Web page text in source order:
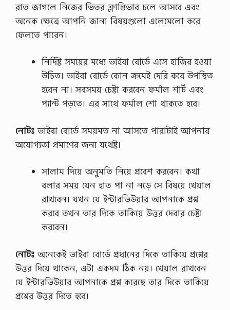
রাত জাগলে নিজের ভিতর ক্লান্তিভাব চলে আসবে এবং
অনেক ক্ষেত্রে আপনি জানা বিষয়গুলো এলেমেলো করে
ফেলতে পারেন।
নির্দিষ্ট সময়ের মধ্যে ভাইবা বোর্ডে এসে হাজির হওয়া
উচিত। ভাইবা বোর্ডে কোন ক্রমেই দেরি করে উপস্থিত
হবেন না। সবসময় চেষ্টা করবেন ফর্মাল শার্ট এবং
প্যান্ট পড়তে। এর সাথে ফর্মাল শো থাকতে হবে।
নোটঃ ভাইবা বোর্ডে সময়মত না আসতে পারাটাই আপনার
অযোগ্যতা প্রমাণের জন্য যথেষ্ট।
সালাম দিয়ে অনুমতি নিয়ে প্রবেশ করবেন। কথা
বলার সময় যেন হাত পা না নড়ে সে বিষয়ে খেয়াল
রাখবেন। যখন যে ইন্টারভিউয়ার আপনাকে প্রশ্ন
করবে তখন তার দিকে তাকিয়ে উত্তর দেবার চেষ্টা
করবেন।
নোটঃ অনেকেই ভাইবা বোর্ডে প্রধানের দিকে তাকিয়ে প্রশ্নের
উত্তর দিয়ে থাকেন, এটা একদম ঠিক নয়। খেয়াল রাখবেন
যে ইন্টারভিউয়ার আপনাকে প্রশ্ন করেছে তার দিকে তাকিয়ে
প্রশ্নের উত্তর দিতে হবে।